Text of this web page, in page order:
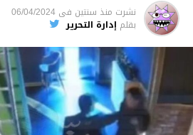
نشرت منذ سنتين فى 06/04/2024
بقلم إدارة التحرير